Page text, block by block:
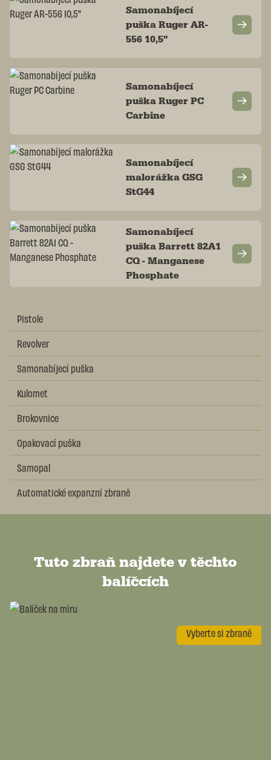
Pistole
Revolver
Samonabíjecí puška
Kulomet
Brokovnice
Opakovací puška
Samopal
Automatické expanzní zbraně
Samonabíjecí
puška Ruger AR-
556 10,5"
Samonabíjecí
puška Ruger PC
Carbine
Samonabíjecí
malorážka GSG
StG44
Samonabíjecí
puška Barrett 82A1
CQ - Manganese
Phosphate
Tuto zbraň najdete v těchto
balíčcích
Vyberte si zbraně